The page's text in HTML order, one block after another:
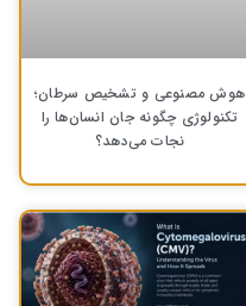
هوش مصنوعی و تشخیص سرطان؛
تکنولوژی چگونه جان انسان‌ها را
نجات می‌دهد؟